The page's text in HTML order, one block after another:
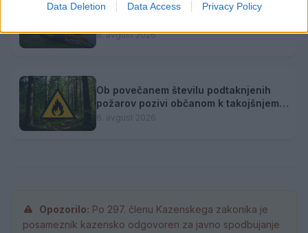
Data Deletion Data Access Privacy Policy
Prihodnji teden bo Velenje obiskala
gostoljubnosti
6. avgust 2026
Ob povečanem številu podtaknjenih
požarov pozivi občanom k takojšnjemu
obveščanju policije
6. avgust 2026
Opozorilo: Po 297. členu Kazenskega zakonika je
posameznik kazensko odgovoren za javno spodbujanje